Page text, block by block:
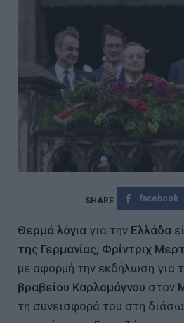
facebook
Θερμά λόγια για την Ελλάδα
της Γερμανίας, Φρίντριχ
με αφορμή την εκδήλωση για
βραβείου Καρλομάγνου στον
τη συνεισφορά του στη